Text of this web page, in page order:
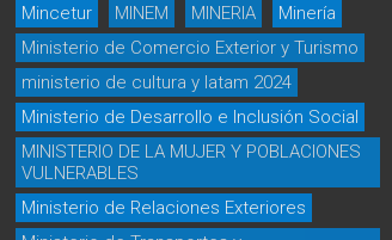
Mincetur
MINEM MINERIA
Minería
Ministerio de Comercio Exterior y Turismo
ministerio de cultura y latam 2024
Ministerio de Desarrollo e Inclusión Social
MINISTERIO DE LA MUJER Y POBLACIONES
VULNERABLES
Ministerio de Relaciones Exteriores